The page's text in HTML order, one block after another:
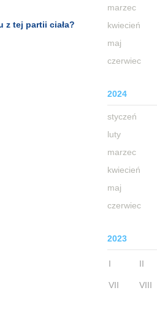
marzec
kwiecień
maj
czerwiec
2024
styczeń
luty
marzec
kwiecień
maj
czerwiec
2023
I II
VII VIII
z tej partii ciała?